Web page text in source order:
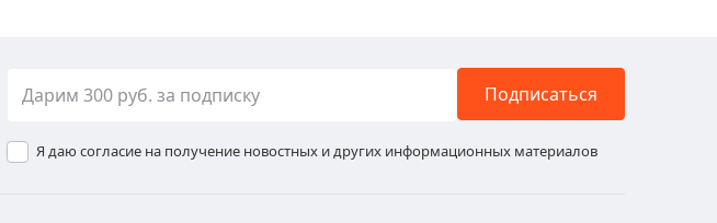
Подписаться
Я даю согласие на получение новостных и других информационных материалов